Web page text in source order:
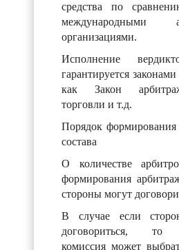
средства по
международными
организациями.
Исполнение
гарантируется
как Закон
торговли и т.д.
Порядок формирования
состава
О количестве
формирования
стороны могут
В случае если
договориться, то
комиссия может